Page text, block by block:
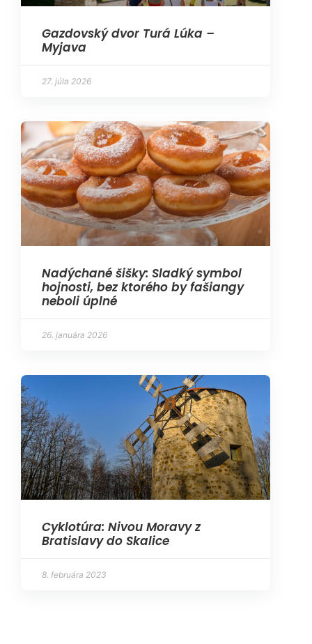
Gazdovský dvor Turá Lúka –
Myjava
27. júla 2026
Nadýchané šišky: Sladký symbol
hojnosti, bez ktorého by fašiangy
neboli úplné
26. januára 2026
Cyklotúra: Nivou Moravy z
Bratislavy do Skalice
8. februára 2023